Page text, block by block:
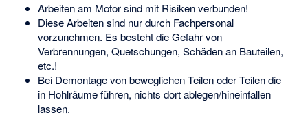
Arbeiten am Motor sind mit Risiken verbunden!
Diese Arbeiten sind nur durch Fachpersonal
vorzunehmen. Es besteht die Gefahr von
Verbrennungen, Quetschungen, Schäden an Bauteilen,
etc.!
Bei Demontage von beweglichen Teilen oder Teilen die
in Hohlräume führen, nichts dort ablegen/hineinfallen
lassen.